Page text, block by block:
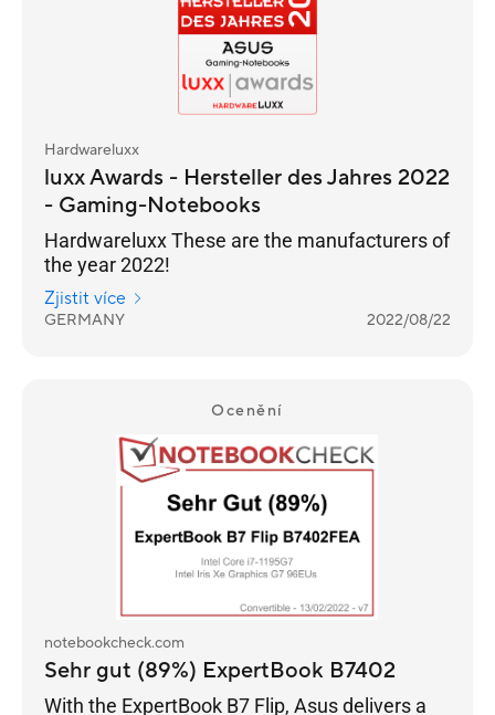
Hardwareluxx
luxx Awards - Hersteller des Jahres 2022
- Gaming-Notebooks
Hardwareluxx These are the manufacturers of
the year 2022!
Zjistit více
GERMANY 2022/08/22
Ocenění
notebookcheck.com
Sehr gut (89%) ExpertBook B7402
With the ExpertBook B7 Flip, Asus delivers a